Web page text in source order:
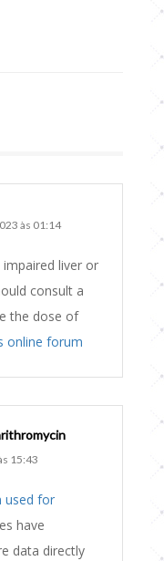
às 01:14
liver or
consult a
the dose of
online forum
15:43
used for
have
data directly